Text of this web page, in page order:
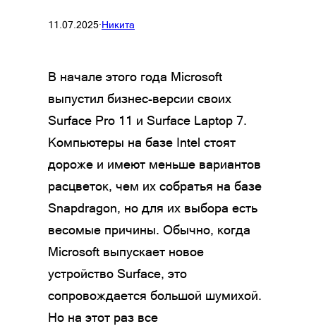
11.07.2025·Никита
В начале этого года Microsoft
выпустил бизнес-версии своих
Surface Pro 11 и Surface Laptop 7.
Компьютеры на базе Intel стоят
дороже и имеют меньше вариантов
расцветок, чем их собратья на базе
Snapdragon, но для их выбора есть
весомые причины. Обычно, когда
Microsoft выпускает новое
устройство Surface, это
сопровождается большой шумихой.
Но на этот раз все